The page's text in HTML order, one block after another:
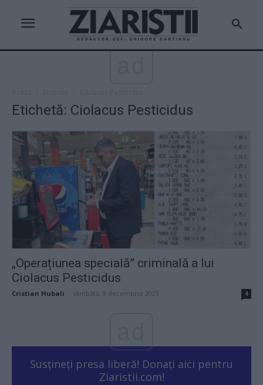
Etichetă: Ciolacus Pesticidus
„Operațiunea specială” criminală a lui
Ciolacus Pesticidus
Cristian Hubali sâmbătă, 9 decembrie 2023 4
Susțineți presa liberă! Donați aici pentru
Ziaristii.com!